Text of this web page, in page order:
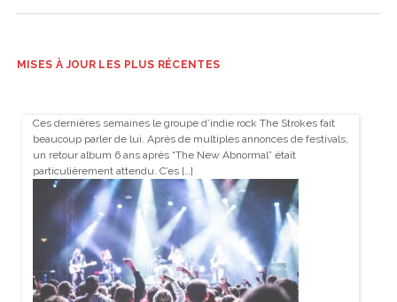
MISES À JOUR LES PLUS RÉCENTES
Ces dernières semaines le groupe d’indie rock The Strokes fait
beaucoup parler de lui. Après de multiples annonces de festivals,
un retour album 6 ans après “The New Abnormal” était
particulièrement attendu. C’es […]